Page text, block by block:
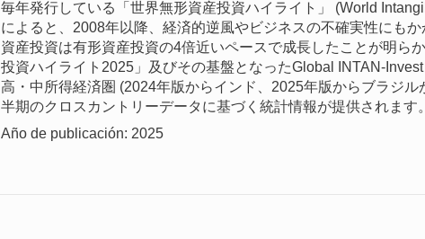
毎年発行している「世界無形資産投資ハイライト」 (World
によると、2008年以降、経済的逆風やビジネスの不確実性にも
資産投資は有形資産投資の4倍近いペースで成長したことが明ら
投資ハイライト2025」及びその基盤となったGlobal INTAN-
高・中所得経済圏 (2024年版からインド、2025年版からブラジル
半期のクロスカントリーデータに基づく統計情報が提供されます。
Año de publicación: 2025